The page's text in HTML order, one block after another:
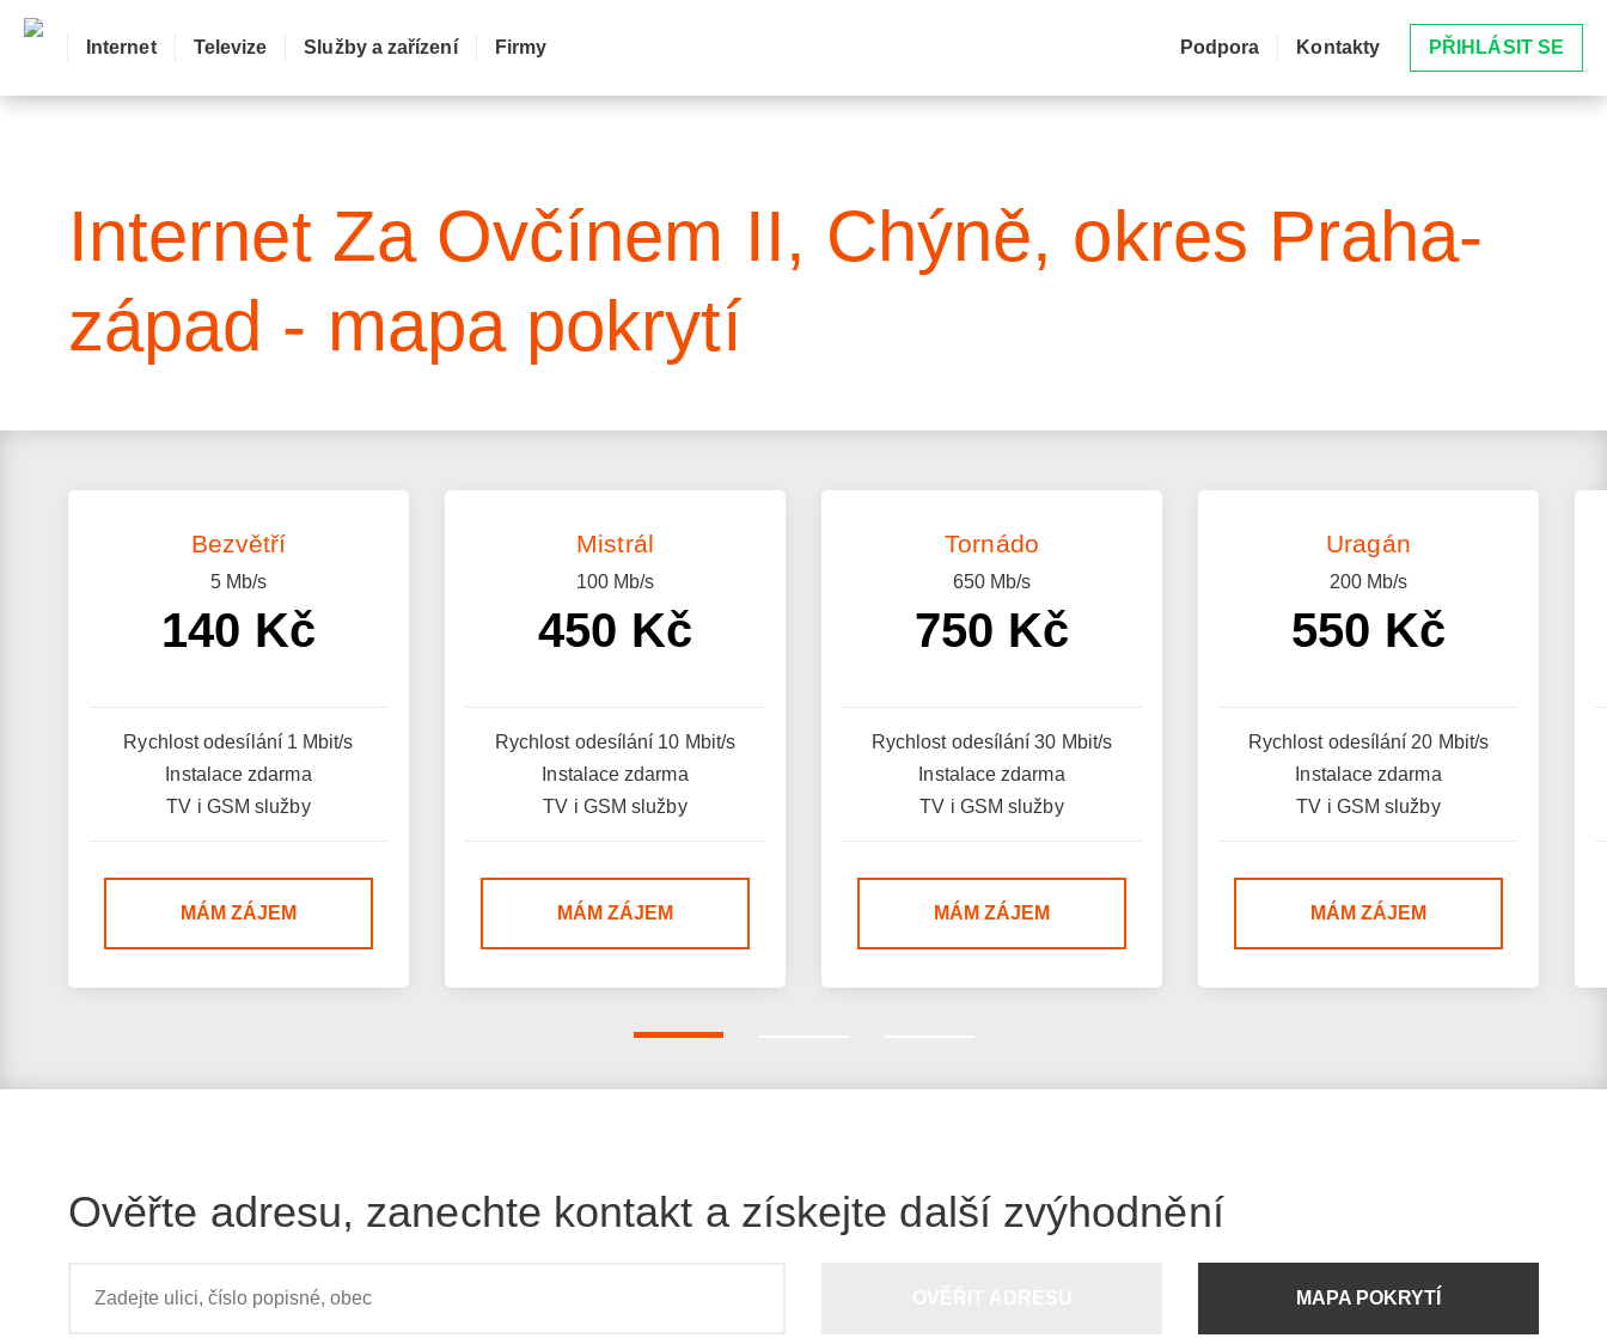
Internet Televize Služby a zařízení Firmy Podpora Kontakty PŘIHLÁSIT SE
Internet Za Ovčínem II, Chýně, okres Praha-
západ - mapa pokrytí
Bezvětří
5Mb/s
140 Kč
Rychlost odesílání 1 Mbit/s
Instalace zdarma
TV i GSM služby
MÁM ZÁJEM
Mistrál
100Mb/s
450 Kč
Rychlost odesílání 10 Mbit/s
Instalace zdarma
TV i GSM služby
MÁM ZÁJEM
Tornádo
650Mb/s
750 Kč
Rychlost odesílání 30 Mbit/s
Instalace zdarma
TV i GSM služby
MÁM ZÁJEM
Uragán
200Mb/s
550 Kč
Rychlost odesílání 20 Mbit/s
Instalace zdarma
TV i GSM služby
MÁM ZÁJEM
Ověřte adresu, zanechte kontakt a získejte další zvýhodnění
MAPA POKRYTÍ
: Mapa pokrytí ulice